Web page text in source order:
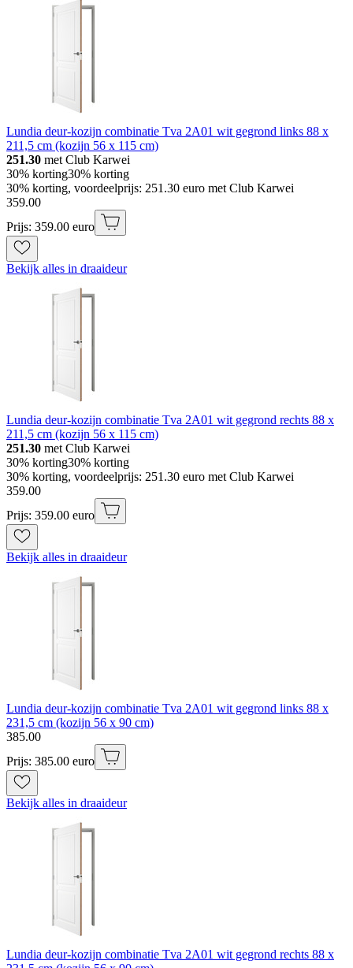
Lundia deur-kozijn combinatie Tva 2A01 wit gegrond links 88 x
211,5 cm (kozijn 56 x 115 cm)
251.30 met Club Karwei
30% korting30% korting
30% korting, voordeelprijs: 251.30 euro met Club Karwei
359.00
Prijs: 359.00 euro
Bekijk alles in draaideur
Lundia deur-kozijn combinatie Tva 2A01 wit gegrond rechts 88 x
211,5 cm (kozijn 56 x 115 cm)
251.30 met Club Karwei
30% korting30% korting
30% korting, voordeelprijs: 251.30 euro met Club Karwei
359.00
Prijs: 359.00 euro
Bekijk alles in draaideur
Lundia deur-kozijn combinatie Tva 2A01 wit gegrond links 88 x
231,5 cm (kozijn 56 x 90 cm)
385.00
Prijs: 385.00 euro
Bekijk alles in draaideur
Lundia deur-kozijn combinatie Tva 2A01 wit gegrond rechts 88 x